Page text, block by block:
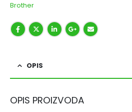
Brother
OPIS
OPIS PROIZVODA